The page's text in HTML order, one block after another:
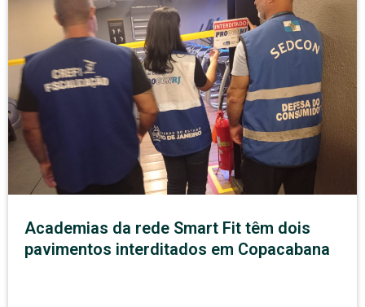
Academias da rede Smart Fit têm dois
pavimentos interditados em Copacabana